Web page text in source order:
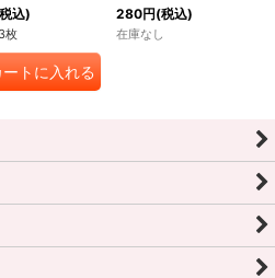
込)
枚
ートに入れる
280円(税込)
在庫なし